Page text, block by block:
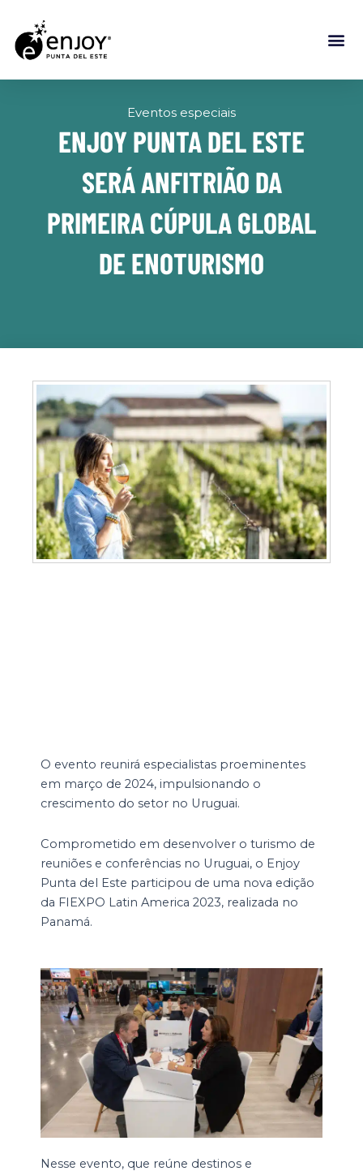
Eventos especiais
ENJOY PUNTA DEL ESTE
SERÁ ANFITRIÃO DA
PRIMEIRA CÚPULA GLOBAL
DE ENOTURISMO
O evento reunirá especialistas proeminentes
em março de 2024, impulsionando o
crescimento do setor no Uruguai.
Comprometido em desenvolver o turismo de
reuniões e conferências no Uruguai, o Enjoy
Punta del Este participou de uma nova edição
da FIEXPO Latin America 2023, realizada no
Panamá.
Nesse evento, que reúne destinos e